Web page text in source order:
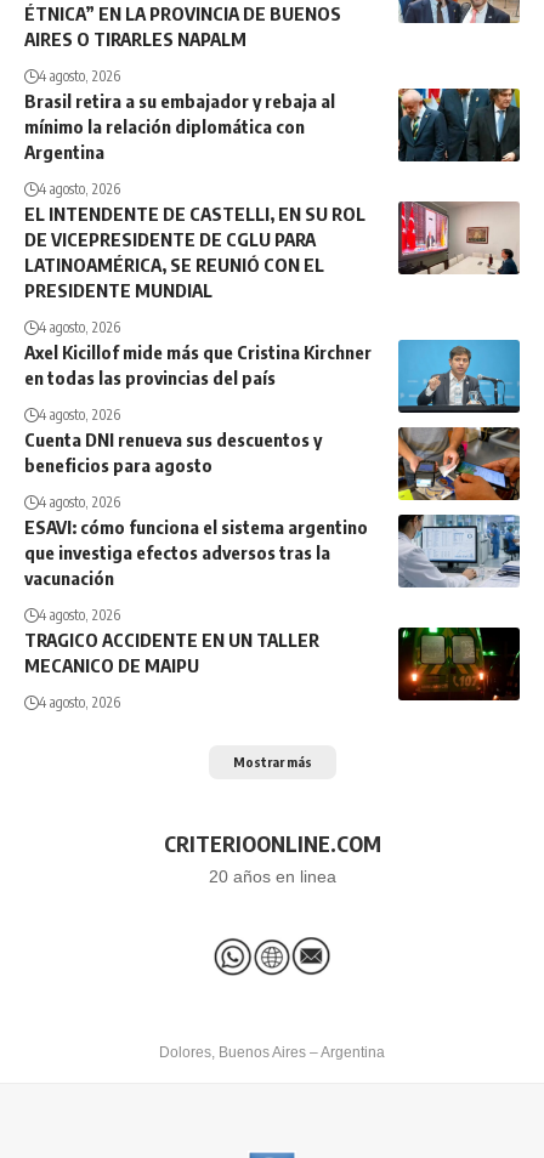
ÉTNICA” EN LA PROVINCIA DE BUENOS
AIRES O TIRARLES NAPALM
4 agosto, 2026
Brasil retira a su embajador y rebaja al
mínimo la relación diplomática con
Argentina
4 agosto, 2026
EL INTENDENTE DE CASTELLI, EN SU ROL
DE VICEPRESIDENTE DE CGLU PARA
LATINOAMÉRICA, SE REUNIÓ CON EL
PRESIDENTE MUNDIAL
4 agosto, 2026
Axel Kicillof mide más que Cristina Kirchner
en todas las provincias del país
4 agosto, 2026
Cuenta DNI renueva sus descuentos y
beneficios para agosto
4 agosto, 2026
ESAVI: cómo funciona el sistema argentino
que investiga efectos adversos tras la
vacunación
4 agosto, 2026
TRAGICO ACCIDENTE EN UN TALLER
MECANICO DE MAIPU
4 agosto, 2026
Mostrar más
CRITERIOONLINE.COM
20 años en linea
Dolores, Buenos Aires – Argentina